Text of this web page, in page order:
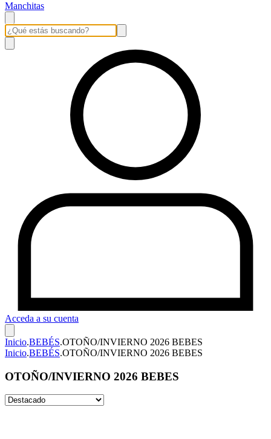
Manchitas
Acceda a su cuenta
Inicio.BEBÉS.OTOÑO/INVIERNO 2026 BEBES
Inicio.BEBÉS.OTOÑO/INVIERNO 2026 BEBES
OTOÑO/INVIERNO 2026 BEBES